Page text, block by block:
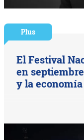
Plus
El Festival
en
y la